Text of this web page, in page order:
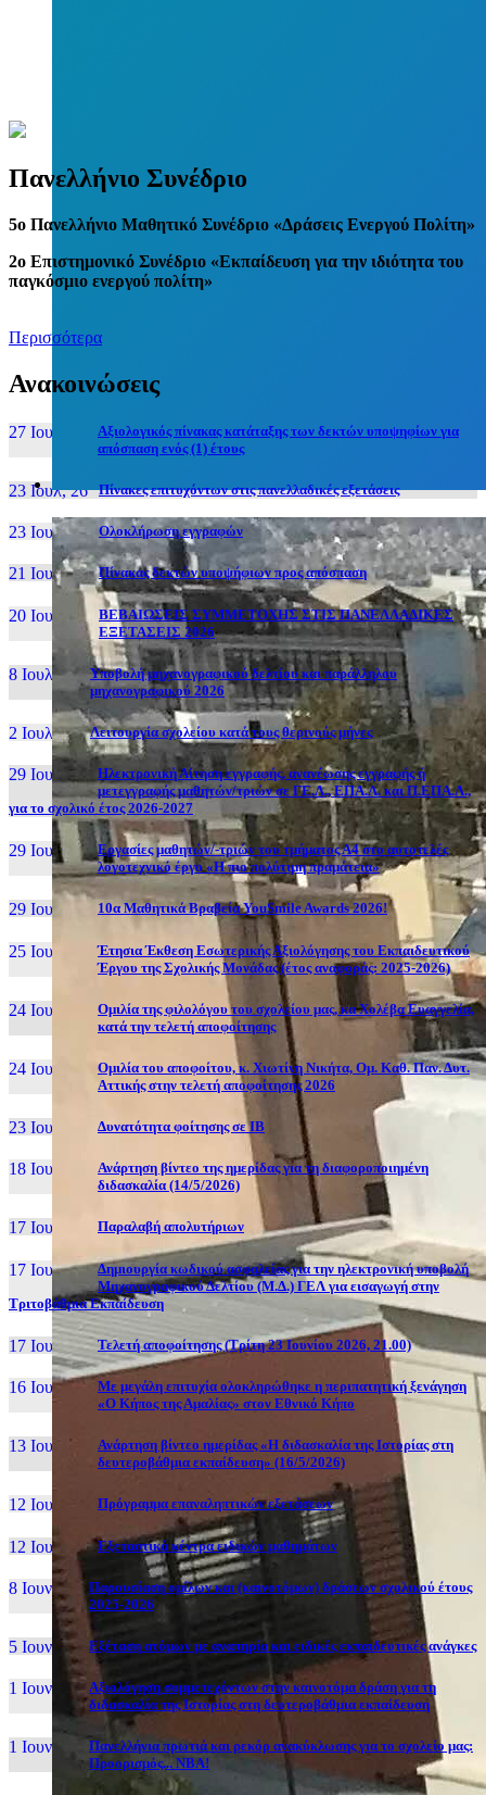
Πανελλήνιο Συνέδριο
5o Πανελλήνιο Μαθητικό Συνέδριο «Δράσεις Ενεργού Πολίτη»
2ο Επιστημονικό Συνέδριο «Εκπαίδευση για την ιδιότητα του
παγκόσμιο ενεργού πολίτη»
Περισσότερα
Ανακοινώσεις
27 Ιουν, 26
Αξιολογικός πίνακας κατάταξης των δεκτών υποψηφίων για
απόσπαση ενός (1) έτους
23 Ιουλ, 26 Πίνακες επιτυχόντων στις πανελλαδικές εξετάσεις
23 Ιουλ, 26 Ολοκλήρωση εγγραφών
21 Ιουλ, 26 Πίνακας δεκτών υποψήφιων προς απόσπαση
20 Ιουλ, 26
ΒΕΒΑΙΩΣΕΙΣ ΣΥΜΜΕΤΟΧΗΣ ΣΤΙΣ ΠΑΝΕΛΛΑΔΙΚΕΣ
ΕΞΕΤΑΣΕΙΣ 2026
8 Ιουλ, 26
Υποβολή μηχανογραφικού δελτίου και παράλληλου
μηχανογραφικού 2026
2 Ιουλ, 26 Λειτουργία σχολείου κατά τους θερινούς μήνες
29 Ιουν, 26
Ηλεκτρονική Αίτηση εγγραφής, ανανέωσης εγγραφής ή
μετεγγραφής μαθητών/τριών σε ΓΕ.Λ., ΕΠΑ.Λ. και Π.ΕΠΑ.Λ.,
για το σχολικό έτος 2026-2027
29 Ιουν, 26
Εργασίες μαθητών/-τριών του τμήματος Α4 στο αυτοτελές
λογοτεχνικό έργο «Η πιο πολύτιμη πραμάτεια»
29 Ιουν, 26 10α Μαθητικά Βραβεία YouSmile Awards 2026!
25 Ιουν, 26
Έτησια Έκθεση Εσωτερικής Αξιολόγησης του Εκπαιδευτικού
Έργου της Σχολικής Μονάδας (έτος αναφοράς: 2025-2026)
24 Ιουν, 26
Ομιλία της φιλολόγου του σχολείου μας, κα Χολέβα Ευαγγελία,
κατά την τελετή αποφοίτησης
24 Ιουν, 26
Ομιλία του αποφοίτου, κ. Χιωτίνη Νικήτα, Ομ. Καθ. Παν. Δυτ.
Αττικής στην τελετή αποφοίτησης 2026
23 Ιουν, 26 Δυνατότητα φοίτησης σε ΙΒ
18 Ιουν, 26
Ανάρτηση βίντεο της ημερίδας για τη διαφοροποιημένη
διδασκαλία (14/5/2026)
17 Ιουν, 26 Παραλαβή απολυτήριων
17 Ιουν, 26
Δημιουργία κωδικού ασφαλείας για την ηλεκτρονική υποβολή
Μηχανογραφικού Δελτίου (Μ.Δ.) ΓΕΛ για εισαγωγή στην
Τριτοβάθμια Εκπαίδευση
17 Ιουν, 26 Τελετή αποφοίτησης (Τρίτη 23 Ιουνίου 2026, 21.00)
16 Ιουν, 26
Με μεγάλη επιτυχία ολοκληρώθηκε η περιπατητική ξενάγηση
«Ο Κήπος της Αμαλίας» στον Εθνικό Κήπο
13 Ιουν, 26
Ανάρτηση βίντεο ημερίδας «Η διδασκαλία της Ιστορίας στη
δευτεροβάθμια εκπαίδευση» (16/5/2026)
12 Ιουν, 26 Πρόγραμμα επαναληπτικών εξετάσεων
12 Ιουν, 26 Εξεταστικά κέντρα ειδικών μαθημάτων
8 Ιουν, 26
Παρουσίαση ομίλων και (καινοτόμων) δράσεων σχολικού έτους
2025-2026
5 Ιουν, 26 Εξέταση ατόμων με αναπηρία και ειδικές εκπαιδευτικές ανάγκες
1 Ιουν, 26
Αξιολόγηση συμμετεχόντων στην καινοτόμα δράση για τη
διδασκαλία της Ιστορίας στη δευτεροβάθμια εκπαίδευση
1 Ιουν, 26
Πανελλήνια πρωτιά και ρεκόρ ανακύκλωσης για το σχολείο μας:
Προορισμός... NBA!